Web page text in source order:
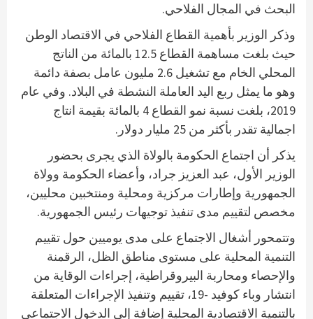
البحث في المجال الفلاحي.
وذكر الوزير بأهمية القطاع الفلاحي في الاقتصاد الوطن
حيث بلغت مساهمة القطاع 12.5 بالمائة من الناتج
المحلي الخام مع تشغيل 2.6 مليون عامل بصفة دائمة
وهو ما يمثل ربع اليد العاملة النشطة في البلاد. وفي عام
2019، بلغت نسبة نمو القطاع 4 بالمائة بقيمة انتاج
اجمالية تقدر بأكثر من 25 مليار دولار.
يذكر أن اجتماع الحكومة بالولاة الذي يجرى بحضور
الوزير الأول، عبد العزيز جراد، وأعضاء الحكومة وولاة
الجمهورية وإطارات مركزية ومحلية ومنتخبين محليين،
مخصص لتقييم مدى تنفيذ توجيهات رئيس الجمهورية.
وتتمحور أشغال الاجتماع على مدى يوميين حول تقييم
التنمية المحلية على مستوى مناطق الظل، الرقمنة
والإحصاء ومحاربة البيروقراطية، إجراءات الوقاية من
انتشار وباء كوفيد -19، تقييم وتنفيذ الإجراءات المتعلقة
بالتنمية الاقتصادية المحلية إضافة إلى الدخول الاجتماعي